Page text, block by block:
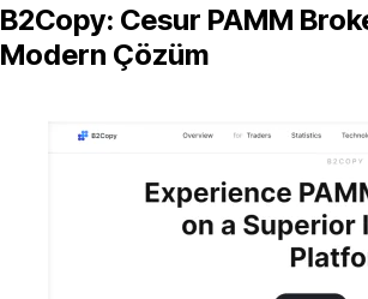
B2Copy: Cesur PAMM
Modern Çözüm